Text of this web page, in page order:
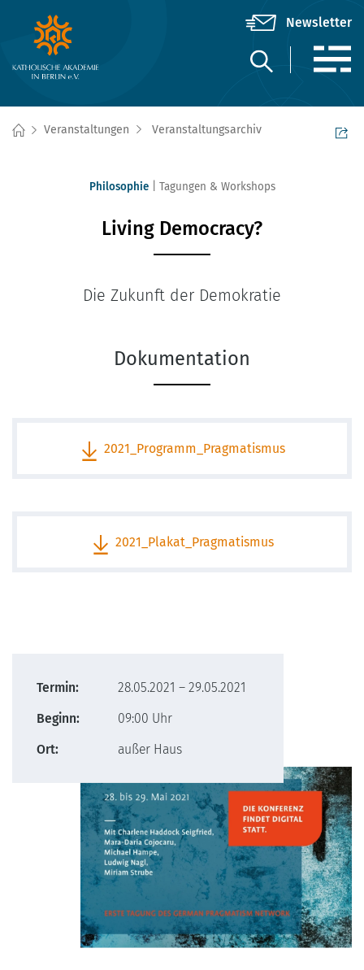
Veranstaltungen Veranstaltungsarchiv
Philosophie Tagungen & Workshops
Living Democracy?
Die Zukunft der Demokratie
Dokumentation
2021_Programm_Pragmatismus
2021_Plakat_Pragmatismus
Termin:
28.05.2021 – 29.05.2021
Beginn:
09:00 Uhr
Ort:
außer Haus